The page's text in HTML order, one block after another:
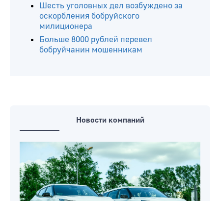
Шесть уголовных дел возбуждено за
оскорбления бобруйского
милиционера
Больше 8000 рублей перевел
бобруйчанин мошенникам
Новости компаний